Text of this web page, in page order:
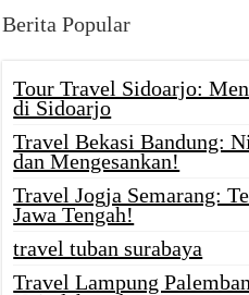
Berita Popular
Tour Travel Sidoarjo:
di Sidoarjo
Travel Bekasi Bandung:
dan Mengesankan!
Travel Jogja Semarang:
Jawa Tengah!
travel tuban surabaya
Travel Lampung